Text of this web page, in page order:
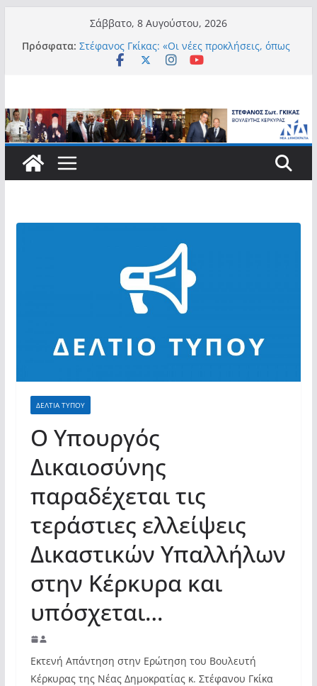
περιεχόμενο
Σάββατο, 8 Αυγούστου, 2026
Πρόσφατα: Στέφανος Γκίκας: «Οι νέες προκλήσεις, όπως
η τεχνητή νοημοσύνη, η κλιματική κρίση, η
απαντήσεις»
Στέφανος Γκίκας:
Στέφανος Γκίκας:
Στέφανος Γκίκας: «Η πρωτοβουλία “Smart
Στέφανος Γκίκας: «Καλωσορίζω θερμά τους
911 νέους φοιτητές που επέλεξαν τα 6
Τμήματα της Κέρκυρας για τις σπουδές
ΔΕΛΤΙΑ ΤΥΠΟΥ
Ο Υπουργός
Δικαιοσύνης
παραδέχεται τις
τεράστιες ελλείψεις
Δικαστικών Υπαλλήλων
στην Κέρκυρα και
υπόσχεται…
Εκτενή Απάντηση στην Ερώτηση του Βουλευτή
Κέρκυρας της Νέας Δημοκρατίας κ. Στέφανου Γκίκα